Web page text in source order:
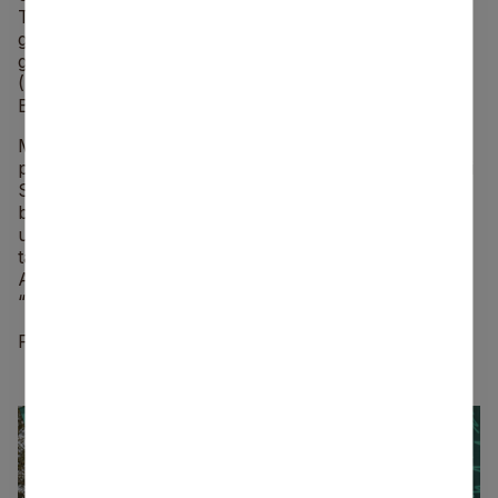
Tomass Pekuss (“Ķekavas NSS”). Viņš 25,3 kilometru
garo trasi veica 56 minūtēs un 6 sekundēs. Otrais viņa
grupā bija Emīls Francis no “MTB Grobiņa”
(+00:00:15), bet trešais – “VeloLifestyle/Smiltenes
BJSS” pārstāvis Edžus Klieders.
Meitenēm uzvarēja Šarlote Kļumele no “RRS”, kura
par 9 sekundēm pārspēja par gadu jaunāko smiltenieti
Samantu Luberti. TOP3 noslēdza Lubertes komandas
biedrene Tīna Teiviša, finišējot 26 sekundes aiz
uzvarētājas. Jaunākajās grupās pirmās vietas guva
talsinieks Emīls Freibergs un lietuviete Merida
Ališauskaite. Lieliskā ritmā un azartā aizritēja arī
“Maxima” bērnu braucieni.
Foto: Ģirts Kehris